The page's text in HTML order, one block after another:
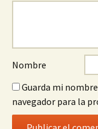
Nombre
Guarda mi
navegador para la